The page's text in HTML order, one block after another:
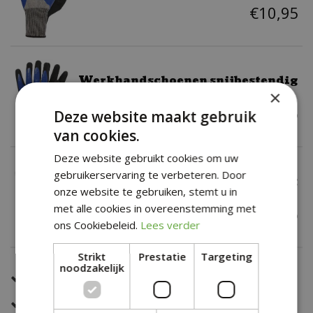
€10,95
Werkhandschoenen snijbestendig
€ 95
Werkhandschoenen snijbestendig
maat XL
€ 95
Een snelle en correcte bezorging
Zeer sterk in al jouw bloemwerk
×
Deze website maakt gebruik
van cookies.
Deze website gebruikt cookies om uw
gebruikerservaring te verbeteren. Door
onze website te gebruiken, stemt u in
met alle cookies in overeenstemming met
ons Cookiebeleid. Lees verder
Strikt
noodzakelijk
Prestatie Targeting